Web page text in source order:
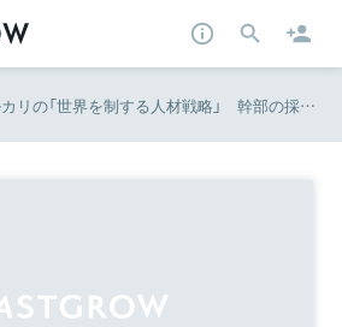
メルカリの「世界を制する人材戦略」 幹部の採用基準とは | Forbes JAPAN（フォーブス ジャパン）